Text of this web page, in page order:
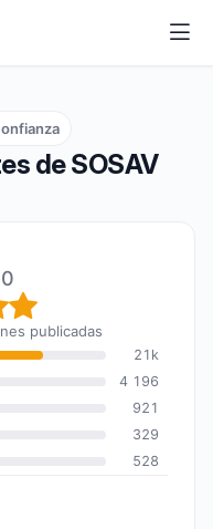
de SOSAV
global: 9,3
publicadas
21k
4 196
921
329
528